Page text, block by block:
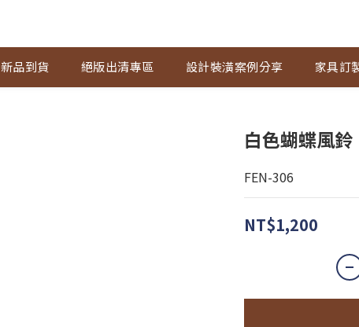
新品到貨 絕版出清專區 設計裝潢案例分享 家具訂
白色蝴蝶風鈴
FEN-306
NT$1,200